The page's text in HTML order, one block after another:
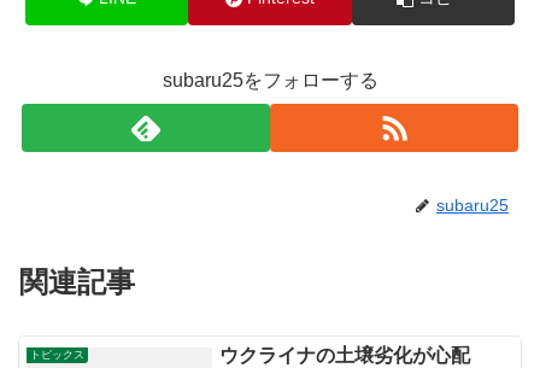
subaru25をフォローする
subaru25
関連記事
トピックス ウクライナの土壌劣化が心配